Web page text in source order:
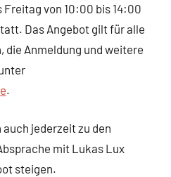
Freitag von 10:00 bis 14:00
Das Angebot gilt für alle
die Anmeldung und weitere
.
jederzeit zu den
mit Lukas Lux
steigen.